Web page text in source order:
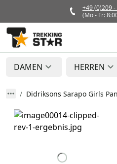
+49 (0)209
(Mo - Fr:
DAMEN HERREN
Didriksons Sarapo Girls